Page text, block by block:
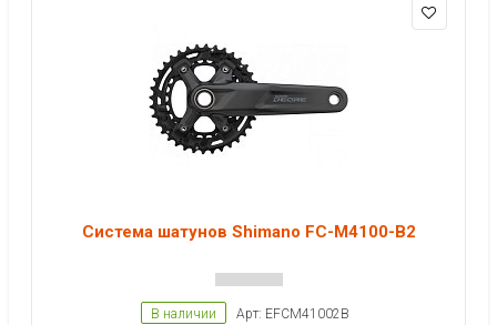
Система шатунов Shimano FC-M4100-B2
В наличии Арт: EFCM41002B